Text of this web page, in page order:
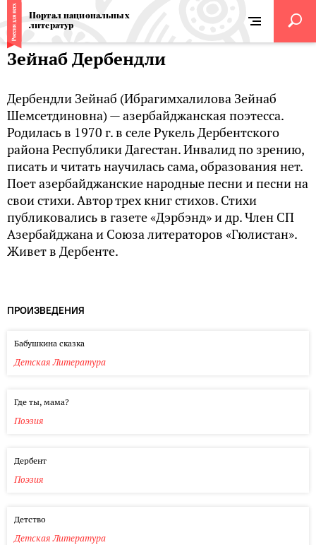
Портал национальных
литератур
Зейнаб Дербендли
Дербендли Зейнаб (Ибрагимхалилова Зейнаб
Шемсетдиновна) — азербайджанская поэтесса.
Родилась в 1970 г. в селе Рукель Дербентского
района Республики Дагестан. Инвалид по зрению,
писать и читать научилась сама, образования нет.
Поет азербайджанские народные песни и песни на
свои стихи. Автор трех книг стихов. Стихи
публиковались в газете «Дэрбэнд» и др. Член СП
Азербайджана и Союза литераторов «Гюлистан».
Живет в Дербенте.
ПРОИЗВЕДЕНИЯ
Бабушкина сказка
Детская Литература
Где ты, мама?
Поэзия
Дербент
Поэзия
Детство
Детская Литература